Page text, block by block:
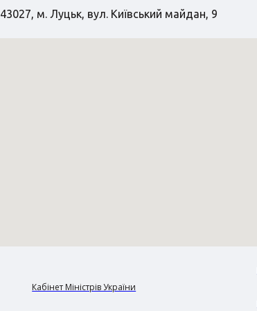
43027, м. Луцьк, вул. Київський майдан, 9
Кабінет Міністрів України